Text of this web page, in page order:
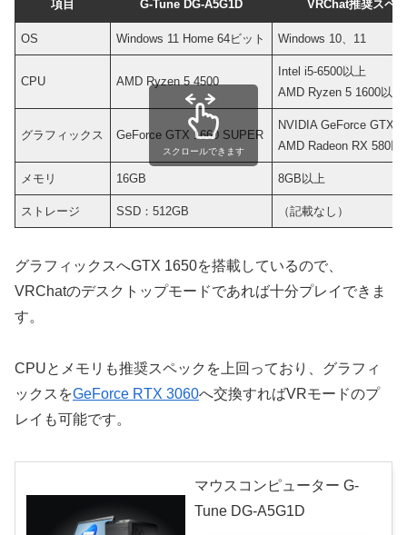
項目 G-Tune DG-A5G1D VRChat推奨スペ
OS Windows 11 Home 64ビット Windows 10、11
CPU AMD Ryzen 5 4500
Intel i5-6500以上
AMD Ryzen 5 1600以上
グラフィックス GeForce GTX 1660 SUPER
NVIDIA GeForce GTX
AMD Radeon RX 580以
メモリ 16GB 8GB以上
ストレージ SSD：512GB （記載なし）
スクロールできます
グラフィックスへGTX 1650を搭載しているので、
VRChatのデスクトップモードであれば十分プレイできま
す。
CPUとメモリも推奨スペックを上回っており、グラフィ
ックスをGeForce RTX 3060へ交換すればVRモードのプ
レイも可能です。
マウスコンピューター G-
Tune DG-A5G1D